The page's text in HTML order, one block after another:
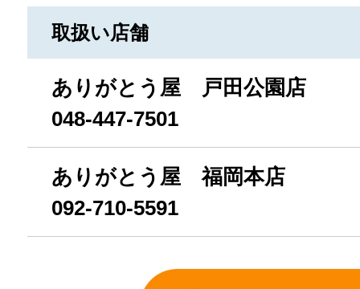
取扱い店舗
ありがとう屋 戸田公園店
048-447-7501
ありがとう屋 福岡本店
092-710-5591